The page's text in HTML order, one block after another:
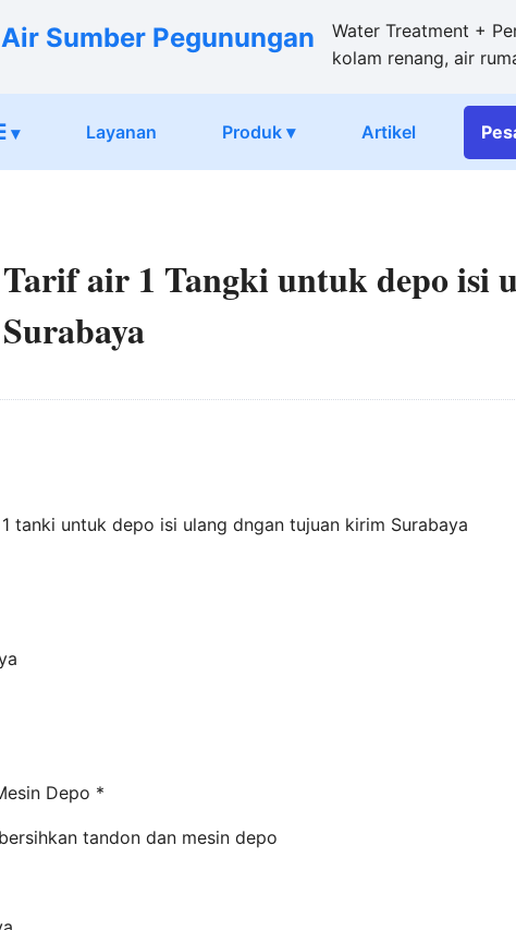
Sumber Pegunungan
Water Treatment +
kolam renang, air
▾ Layanan Produk ▾ Artikel
Tarif air 1 Tangki untuk depo isi
Surabaya
tanki untuk depo isi ulang dngan tujuan kirim Surabaya
Depo *
tandon dan mesin depo